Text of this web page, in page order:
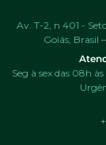
Av. T-2, n 401 -
Goiás, Brasil
Seg à sex das 08h